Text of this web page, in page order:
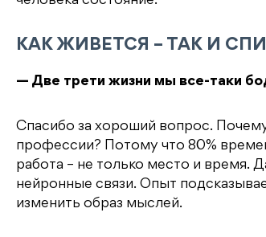
КАК ЖИВЕТСЯ – ТАК И
— Две трети жизни мы все-таки
Спасибо за хороший вопрос.
профессии? Потому что 80%
работа – не только место и время.
нейронные связи. Опыт
изменить образ мыслей.